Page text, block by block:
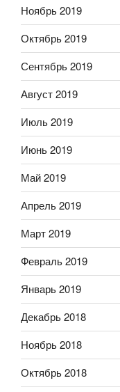
Ноябрь 2019
Октябрь 2019
Сентябрь 2019
Август 2019
Июль 2019
Июнь 2019
Май 2019
Апрель 2019
Март 2019
Февраль 2019
Январь 2019
Декабрь 2018
Ноябрь 2018
Октябрь 2018